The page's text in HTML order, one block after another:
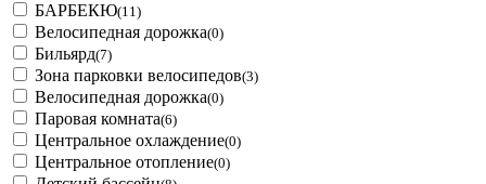
БАРБЕКЮ(11)
Велосипедная дорожка(0)
Бильярд(7)
Зона парковки велосипедов(3)
Велосипедная дорожка(0)
Паровая комната(6)
Центральное охлаждение(0)
Центральное отопление(0)